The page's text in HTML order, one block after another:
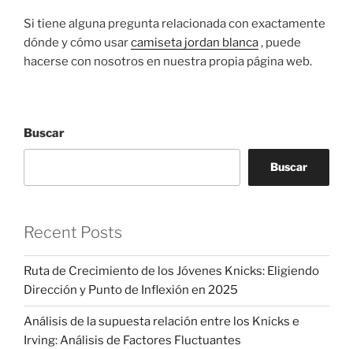
Si tiene alguna pregunta relacionada con exactamente
dónde y cómo usarcamiseta jordan blanca, puede
hacerse con nosotros en nuestra propia página web.
Buscar
Buscar
Recent Posts
Ruta de Crecimiento de los Jóvenes Knicks: Eligiendo
Dirección y Punto de Inflexión en 2025
Análisis de la supuesta relación entre los Knicks e
Irving: Análisis de Factores Fluctuantes